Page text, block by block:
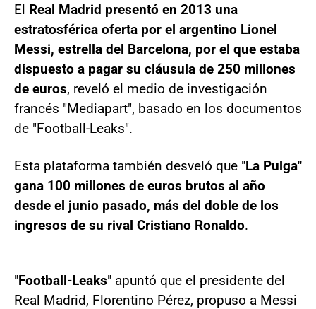
El Real Madrid presentó en 2013 una
estratosférica oferta por el argentino Lionel
Messi, estrella del Barcelona, por el que estaba
dispuesto a pagar su cláusula de 250 millones
de euros, reveló el medio de investigación
francés "Mediapart", basado en los documentos
de "Football-Leaks".
Esta plataforma también desveló que "La Pulga"
gana 100 millones de euros brutos al año
desde el junio pasado, más del doble de los
ingresos de su rival Cristiano Ronaldo.
"Football-Leaks" apuntó que el presidente del
Real Madrid, Florentino Pérez, propuso a Messi